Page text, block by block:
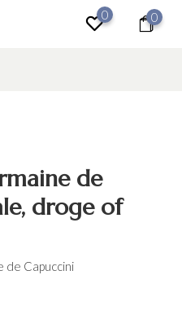
0 0
de
droge of
de Capuccini